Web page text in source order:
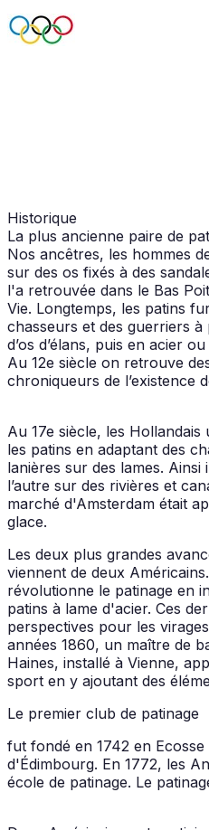
Historique
La plus ancienne paire de
Nos ancêtres, les hommes
sur des os fixés à des
l'a retrouvée dans le Bas
Vie. Longtemps, les patins
chasseurs et des guerriers
d’os d’élans, puis en acier
Au 12e siècle on retrouve
chroniqueurs de l’existence
Au 17e siècle, les
les patins en adaptant des
lanières sur des lames. Ainsi
l’autre sur des rivières et
marché d'Amsterdam était
glace.
Les deux plus grandes
viennent de deux
révolutionne le patinage en
patins à lame d'acier. Ces
perspectives pour les
années 1860, un maître de
Haines, installé à Vienne,
sport en y ajoutant des
Le premier club de patinage
fut fondé en 1742 en
d'Édimbourg. En 1772, les
école de patinage. Le